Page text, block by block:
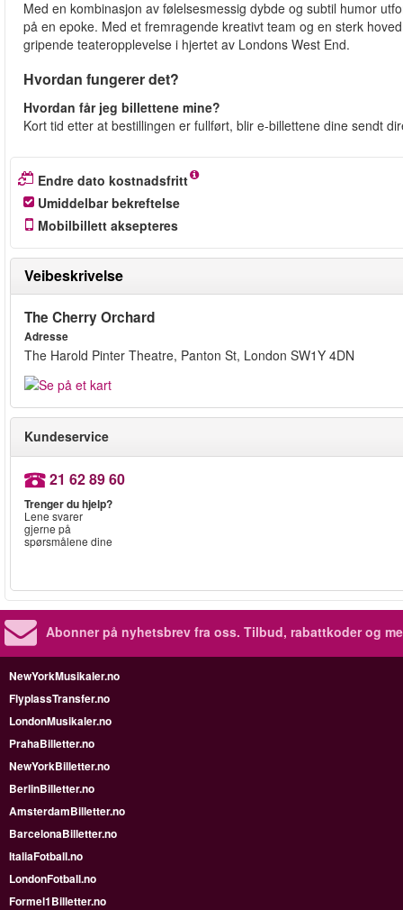
Med en kombinasjon av følelsesmessig dybde og subtil humor
på en epoke. Med et fremragende kreativt team og en sterk
gripende teateropplevelse i hjertet av Londons West End.
Hvordan fungerer det?
Hvordan får jeg billettene mine?
Kort tid etter at bestillingen er fullført, blir e-billettene dine sendt
Endre dato kostnadsfritt
Umiddelbar bekreftelse
Mobilbillett aksepteres
Veibeskrivelse
The Cherry Orchard
Adresse
The Harold Pinter Theatre, Panton St, London SW1Y 4DN
Kundeservice
21 62 89 60
Trenger du hjelp?
Lene svarer
gjerne på
spørsmålene dine
Abonner på nyhetsbrev fra oss. Tilbud, rabattkoder og
NewYorkMusikaler.no
FlyplassTransfer.no
LondonMusikaler.no
PrahaBilletter.no
NewYorkBilletter.no
BerlinBilletter.no
AmsterdamBilletter.no
BarcelonaBilletter.no
ItaliaFotball.no
LondonFotball.no
Formel1Billetter.no